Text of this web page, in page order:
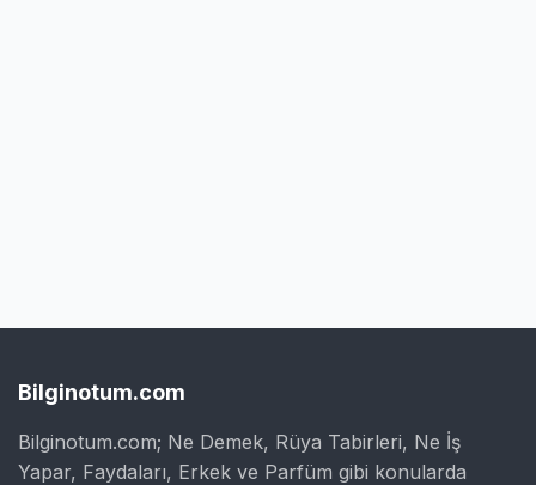
Bilginotum.com
Bilginotum.com; Ne Demek, Rüya Tabirleri, Ne İş
Yapar, Faydaları, Erkek ve Parfüm gibi konularda